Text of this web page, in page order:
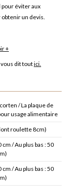
éviter aux
un devis.
+
dit toutici.
/ La plaque de
usage alimentaire
roulette 8cm)
cm / Au plus bas : 50
cm / Au plus bas : 50